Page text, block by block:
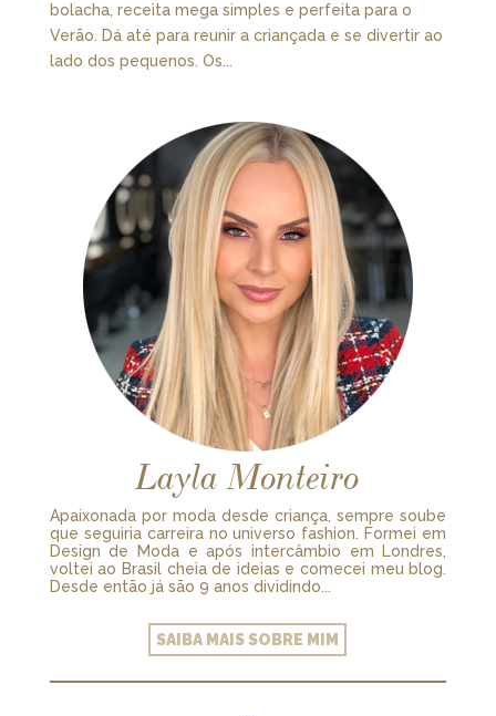
bolacha, receita mega simples e perfeita para o
Verão. Dá até para reunir a criançada e se divertir ao
lado dos pequenos. Os...
Layla Monteiro
Apaixonada por moda desde criança, sempre soube
que seguiria carreira no universo fashion. Formei em
Design de Moda e após intercâmbio em Londres,
voltei ao Brasil cheia de ideias e comecei meu blog.
Desde então já são 9 anos dividindo...
SAIBA MAIS SOBRE MIM